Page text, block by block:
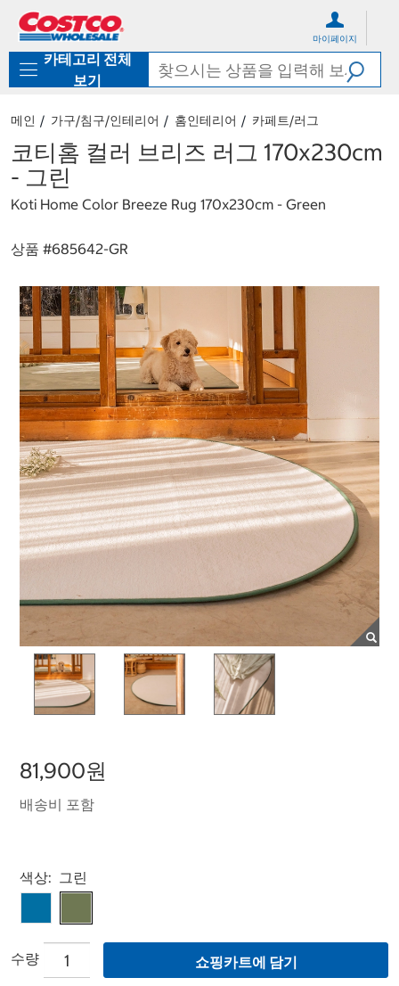
로
기
가
마이페이지
카테고리 전체
보기
메인 가구/침구/인테리어 홈인테리어 카페트/러그
코티홈 컬러 브리즈 러그 170x230cm
- 그린
Koti Home Color Breeze Rug 170x230cm - Green
상품 #685642-GR
81,900원
배송비 포함
Select product
색상: 그린
수량 쇼핑카트에 담기